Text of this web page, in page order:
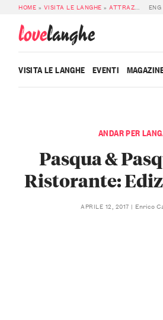
HOME » VISITA LE LANGHE »ATTRAZIONI »
ENG
lovelanghe
VISITA LE LANGHE EVENTI
ANDAR PER
Pasqua &
Ristorante:
APRILE 12, 2017 Enrico